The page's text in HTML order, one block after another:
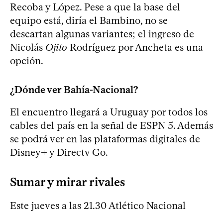
Recoba y López. Pese a que la base del
equipo está, diría el Bambino, no se
descartan algunas variantes; el ingreso de
Nicolás Ojito Rodríguez por Ancheta es una
opción.
¿Dónde ver Bahía-Nacional?
El encuentro llegará a Uruguay por todos los
cables del país en la señal de ESPN 5. Además
se podrá ver en las plataformas digitales de
Disney+ y Directv Go.
Sumar y mirar rivales
Este jueves a las 21.30 Atlético Nacional